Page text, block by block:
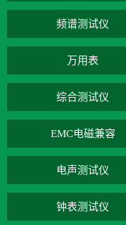
频谱测试仪
万用表
综合测试仪
EMC电磁兼容
电声测试仪
钟表测试仪